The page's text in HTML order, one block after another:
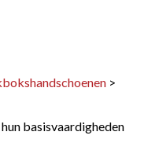
>
basisvaardigheden